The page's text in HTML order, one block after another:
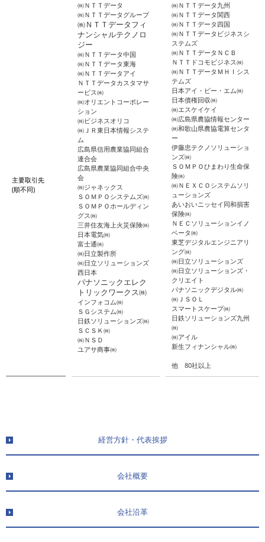
主要取引先
(順不同)
㈱ＮＴＴデータ
㈱ＮＴＴデータグループ
㈱ＮＴＴデータフィ
ナンシャルテクノロ
ジー
㈱ＮＴＴデータ中国
㈱ＮＴＴデータ東海
㈱ＮＴＴデータアイ
ＮＴＴデータカスタマサ
ービス㈱
㈱オリエントコーポレー
ション
㈱ビジネスオリコ
㈱ＪＲ東日本情報システ
ム
広島県信用農業協同組合
連合会
広島県農業協同組合中央
会
㈱ジャネックス
ＳＯＭＰＯシステムズ㈱
ＳＯＭＰＯホールディン
グス㈱
三井住友海上火災保険㈱
日本電気㈱
富士通㈱
㈱日立製作所
㈱日立ソリューションズ
西日本
パナソニックエレク
トリックワークス㈱
インフォコム㈱
ＳＧシステム㈱
日鉄ソリューションズ㈱
ＳＣＳＫ㈱
㈱ＮＳＤ
ユアサ商事㈱
㈱ＮＴＴデータ九州
㈱ＮＴＴデータ関西
㈱ＮＴＴデータ四国
㈱ＮＴＴデータビジネスシ
ステムズ
㈱ＮＴＴデータＮＣＢ
ＮＴＴドコモビジネス㈱
㈱ＮＴＴデータＭＨＩシス
テムズ
日本アイ・ビー・エム㈱
日本債権回収㈱
㈱エスケイケイ
㈱広島県農協情報センター
㈱和歌山県農協電算センタ
ー
伊藤忠テクノソリューショ
ンズ㈱
ＳＯＭＰＯひまわり生命保
険㈱
㈱ＮＥＸＣＯシステムソリ
ューションズ
あいおいニッセイ同和損害
保険㈱
ＮＥＣソリューションイノ
ベータ㈱
東芝デジタルエンジニアリ
ング㈱
㈱日立ソリューションズ
㈱日立ソリューションズ・
クリエイト
パナソニックデジタル㈱
㈱ＪＳＯＬ
スマートスケープ㈱
日鉄ソリューションズ九州
㈱
㈱アイル
新生フィナンシャル㈱
他 80社以上
経営方針・代表挨拶
会社概要
会社沿革